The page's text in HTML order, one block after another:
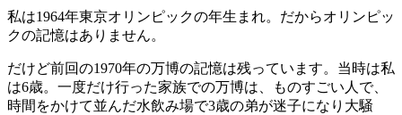
私は1964年東京オリンピックの年生まれ。だからオリンピッ
クの記憶はありません。
だけど前回の1970年の万博の記憶は残っています。当時は私
は6歳。一度だけ行った家族での万博は、ものすごい人で、
時間をかけて並んだ水飲み場で3歳の弟が迷子になり大騒